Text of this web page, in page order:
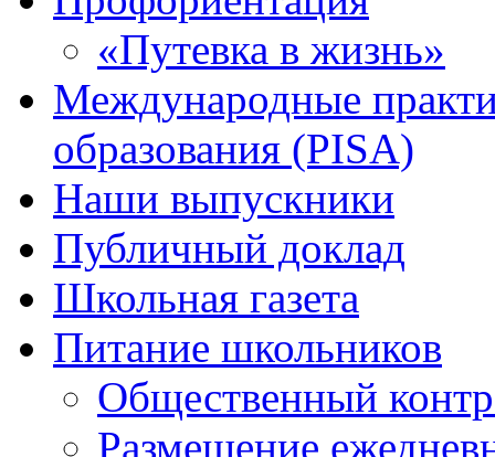
«Путевка в жизнь»
Международные
образования (PISA)
Наши выпускники
Публичный доклад
Школьная газета
Питание школьников
Общественный
Размещение